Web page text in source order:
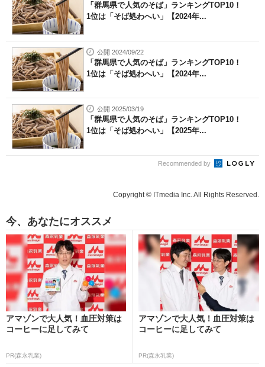
「群馬県で人気のそば」ランキングTOP10！
1位は「そば処わへい」【2024年...
公開 2024/09/22
「群馬県で人気のそば」ランキングTOP10！
1位は「そば処わへい」【2024年...
公開 2025/03/19
「群馬県で人気のそば」ランキングTOP10！
1位は「そば処わへい」【2025年...
Recommended by
Copyright © ITmedia Inc. All Rights Reserved.
今、あなたにオススメ
アマゾンで大人気！血圧対策は
コーヒーに足してみて
PR(森永乳業)
アマゾンで大人気！血圧対策は
コーヒーに足してみて
PR(森永乳業)